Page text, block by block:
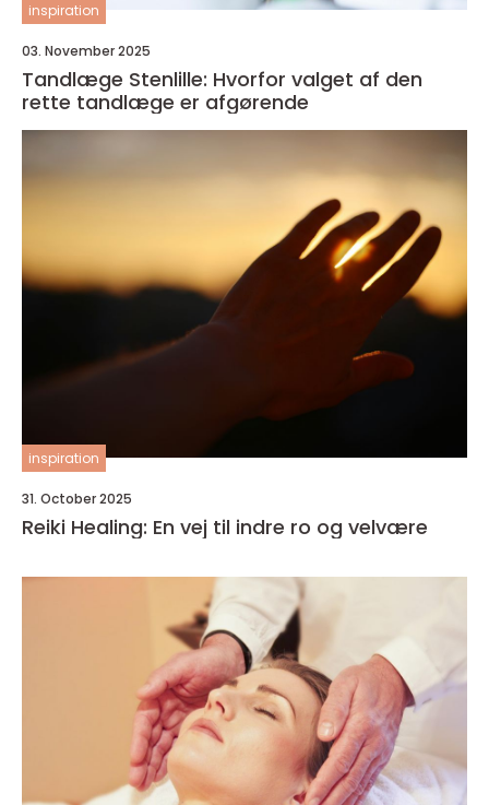
inspiration
03. November 2025
Tandlæge Stenlille: Hvorfor valget af den
rette tandlæge er afgørende
inspiration
31. October 2025
Reiki Healing: En vej til indre ro og velvære